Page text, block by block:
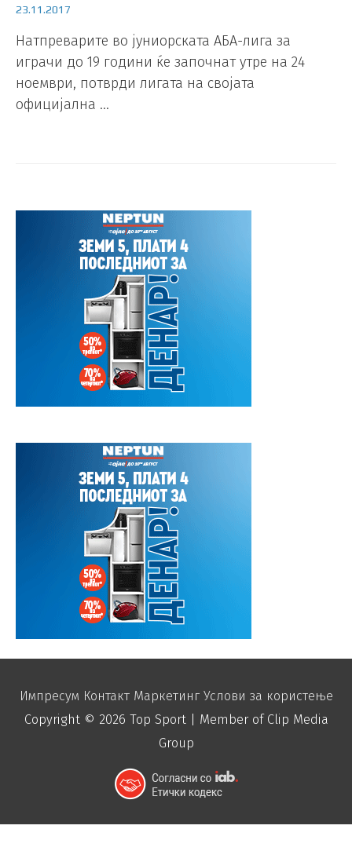
23.11.2017
Натпреварите во јуниорската АБА-лига за
играчи до 19 години ќе започнат утре на 24
ноември, потврди лигата на својата
официјална …
Импресум Контакт Маркетинг Услови за користење
Copyright © 2026 Top Sport| Member of Clip Media
Group